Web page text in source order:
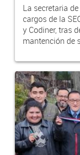
La secretaria
cargos de la
y Codiner, tras
mantención de